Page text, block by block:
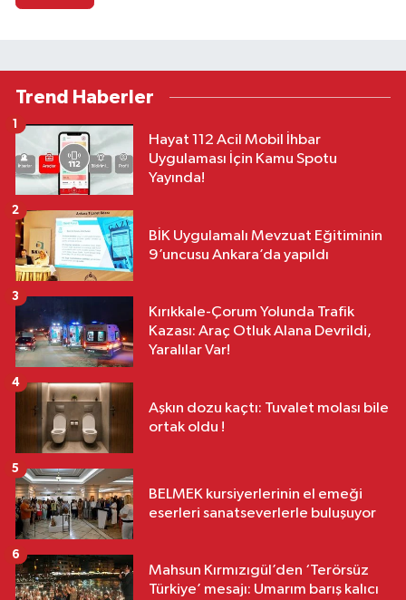
Trend Haberler
Hayat 112 Acil Mobil İhbar
Uygulaması İçin Kamu Spotu
Yayında!
1
BİK Uygulamalı Mevzuat Eğitiminin
9’uncusu Ankara’da yapıldı
2
Kırıkkale-Çorum Yolunda Trafik
Kazası: Araç Otluk Alana Devrildi,
Yaralılar Var!
3
Aşkın dozu kaçtı: Tuvalet molası bile
ortak oldu !
4
BELMEK kursiyerlerinin el emeği
eserleri sanatseverlerle buluşuyor
5
Mahsun Kırmızıgül’den ‘Terörsüz
Türkiye’ mesajı: Umarım barış kalıcı
6